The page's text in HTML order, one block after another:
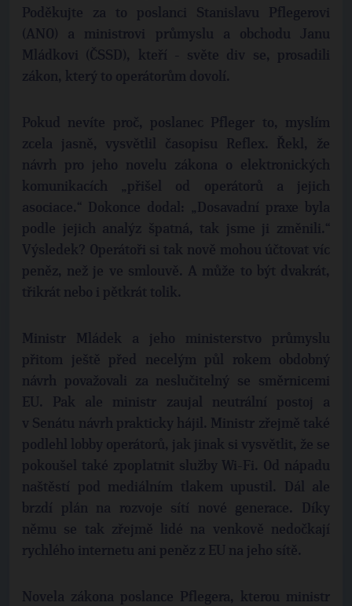
Poděkujte za to poslanci Stanislavu Pflegerovi
(ANO) a ministrovi průmyslu a obchodu Janu
Mládkovi (ČSSD), kteří - světe div se, prosadili
zákon, který to operátorům dovolí.
Pokud nevíte proč, poslanec Pfleger to, myslím
zcela jasně, vysvětlil časopisu Reflex. Řekl, že
návrh pro jeho novelu zákona o elektronických
komunikacích „přišel od operátorů a jejich
asociace.“ Dokonce dodal: „Dosavadní praxe byla
podle jejich analýz špatná, tak jsme ji změnili.“
Výsledek? Operátoři si tak nově mohou účtovat víc
peněz, než je ve smlouvě. A může to být dvakrát,
třikrát nebo i pětkrát tolik.
Ministr Mládek a jeho ministerstvo průmyslu
přitom ještě před necelým půl rokem obdobný
návrh považovali za neslučitelný se směrnicemi
EU. Pak ale ministr zaujal neutrální postoj a
v Senátu návrh prakticky hájil. Ministr zřejmě také
podlehl lobby operátorů, jak jinak si vysvětlit, že se
pokoušel také zpoplatnit služby Wi-Fi. Od nápadu
naštěstí pod mediálním tlakem upustil. Dál ale
brzdí plán na rozvoje sítí nové generace. Díky
němu se tak zřejmě lidé na venkově nedočkají
rychlého internetu ani peněz z EU na jeho sítě.
Novela zákona poslance Pflegera, kterou ministr